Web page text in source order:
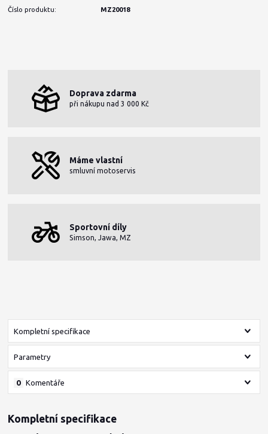
Číslo produktu: MZ20018
Doprava zdarma
při nákupu nad 3 000 Kč
Máme vlastní
smluvní motoservis
Sportovní díly
Simson, Jawa, MZ
Kompletní specifikace
Parametry
Komentáře
0
Kompletní specifikace